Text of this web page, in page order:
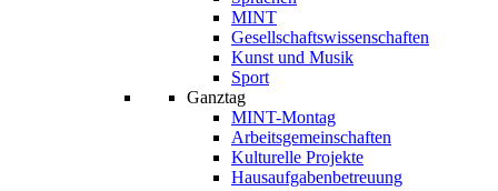
MINT
Gesellschaftswissenschaften
Kunst und Musik
Sport
Ganztag
MINT-Montag
Arbeitsgemeinschaften
Kulturelle Projekte
Hausaufgabenbetreuung